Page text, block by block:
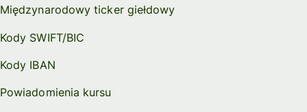
Międzynarodowy ticker giełdowy
Kody SWIFT/BIC
Kody IBAN
Powiadomienia kursu